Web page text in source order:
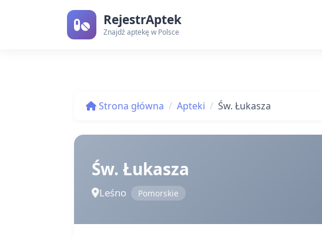
RejestrAptek
Znajdź aptekę w Polsce
Strona główna Apteki Św. Łukasza
Św. Łukasza
Leśno Pomorskie